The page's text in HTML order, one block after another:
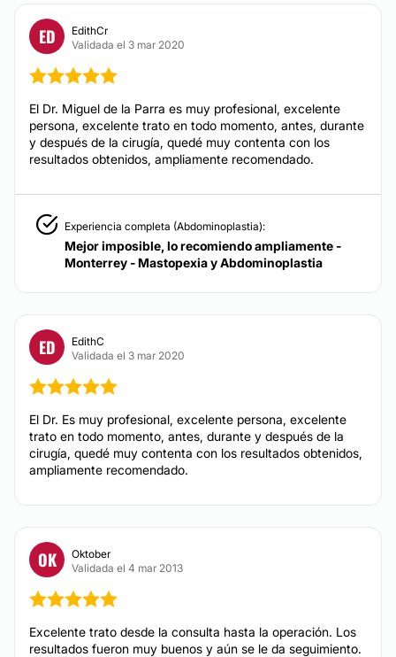
TRATAMIENTOS DE BELLEZA
Peeling
Mesoterapia
ED
EdithCr
Validada el 3 mar 2020
El Dr. Miguel de la Parra es muy profesional, excelente
persona, excelente trato en todo momento, antes, durante
y después de la cirugía, quedé muy contenta con los
resultados obtenidos, ampliamente recomendado.
Experiencia completa (Abdominoplastia):
Mejor imposible, lo recomiendo ampliamente -
Monterrey - Mastopexia y Abdominoplastia
ED
EdithC
Validada el 3 mar 2020
El Dr. Es muy profesional, excelente persona, excelente
trato en todo momento, antes, durante y después de la
cirugía, quedé muy contenta con los resultados obtenidos,
ampliamente recomendado.
OK
Oktober
Validada el 4 mar 2013
Excelente trato desde la consulta hasta la operación. Los
resultados fueron muy buenos y aún se le da seguimiento.